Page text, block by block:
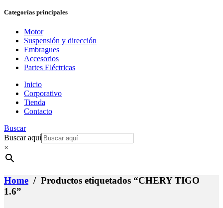
Categorías principales
Motor
Suspensión y dirección
Embragues
Accesorios
Partes Eléctricas
Inicio
Corporativo
Tienda
Contacto
Buscar
Buscar aquí
×
Home / Productos etiquetados “CHERY TIGO
1.6”